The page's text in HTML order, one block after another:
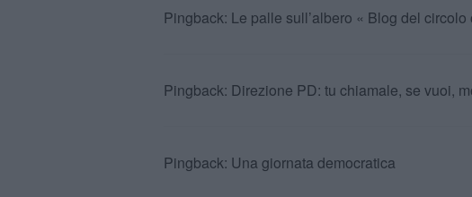
Pingback: Le palle sull’albero « Blog del
Pingback: Direzione PD: tu chiamale, se vuoi,
Pingback: Una giornata democratica